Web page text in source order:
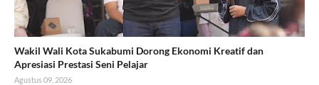
Wakil Wali Kota Sukabumi Dorong Ekonomi Kreatif dan
Apresiasi Prestasi Seni Pelajar
Agustus 09, 2026